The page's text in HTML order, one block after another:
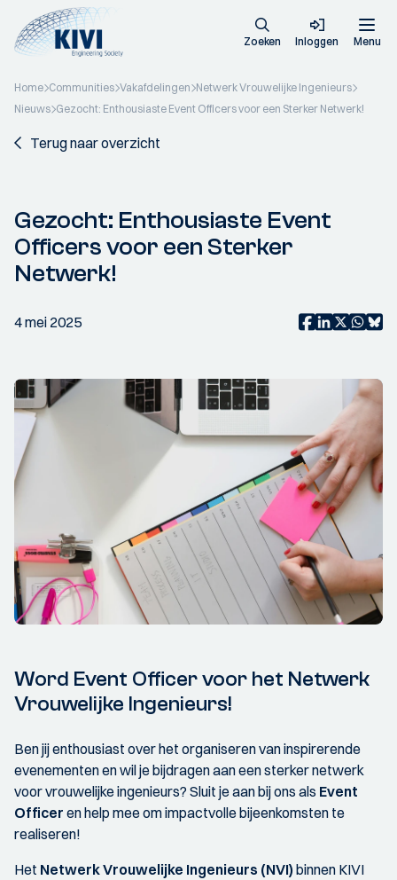
Zoeken Inloggen Menu
Home Communities Vakafdelingen Netwerk Vrouwelijke Ingenieurs
Nieuws Gezocht: Enthousiaste Event Officers voor een Sterker Netwerk!
Terug naar overzicht
Gezocht: Enthousiaste Event
Officers voor een Sterker
Netwerk!
4 mei 2025
Word Event Officer voor het Netwerk
Vrouwelijke Ingenieurs!
Ben jij enthousiast over het organiseren van inspirerende
evenementen en wil je bijdragen aan een sterker netwerk
voor vrouwelijke ingenieurs? Sluit je aan bij ons als Event
Officer en help mee om impactvolle bijeenkomsten te
realiseren!
Het Netwerk Vrouwelijke Ingenieurs (NVI) binnen KIVI